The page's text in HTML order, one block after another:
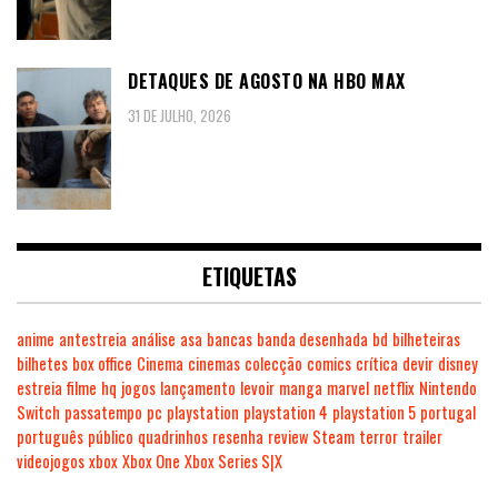
DETAQUES DE AGOSTO NA HBO MAX
31 DE JULHO, 2026
ETIQUETAS
anime antestreia análise asa bancas banda desenhada bd bilheteiras
bilhetes box office Cinema cinemas colecção comics crítica devir disney
estreia filme hq jogos lançamento levoir manga marvel netflix Nintendo
Switch passatempo pc playstation playstation 4 playstation 5 portugal
português público quadrinhos resenha review Steam terror trailer
videojogosxboxXbox One Xbox Series S|X